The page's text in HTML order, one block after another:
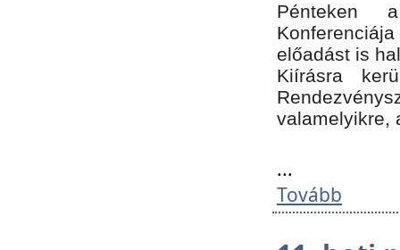
Pénteken
előadást is
Kiírásra
valamelyikre,
...
Tovább